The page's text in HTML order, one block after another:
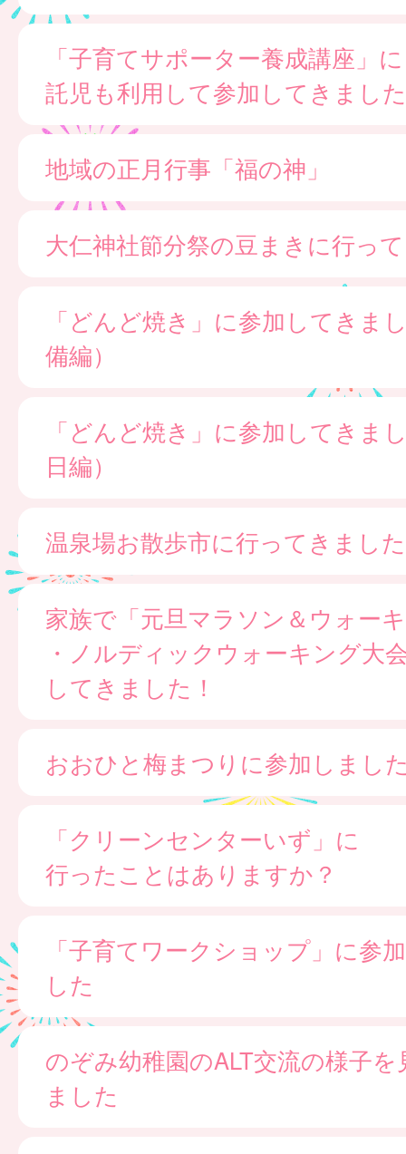
「子育てサポーター養成講座」に
託児も利用して参加してきまし
地域の正月行事「福の神」
大仁神社節分祭の豆まきに行っ
「どんど焼き」に参加してきま
備編）
「どんど焼き」に参加してきま
日編）
温泉場お散歩市に行ってきました
家族で「元旦マラソン＆ウォー
・ノルディックウォーキング大
してきました！
おおひと梅まつりに参加しまし
「クリーンセンターいず」に
行ったことはありますか？
「子育てワークショップ」に参
した
のぞみ幼稚園のALT交流の様子
ました